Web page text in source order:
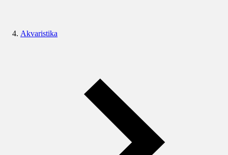
Akvaristika